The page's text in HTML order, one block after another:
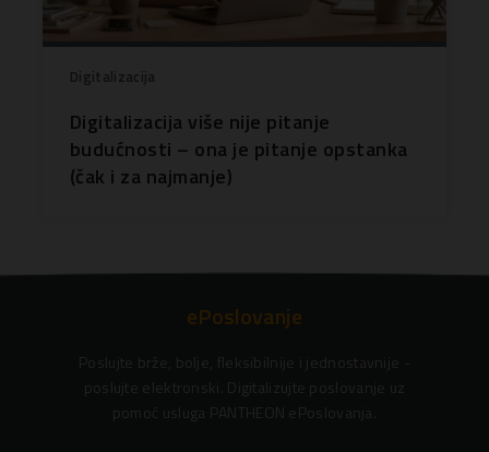
Digitalizacija
Digitalizacija više nije pitanje
budućnosti – ona je pitanje opstanka
(čak i za najmanje)
ePoslovanje
Poslujte brže, bolje, fleksibilnije i jednostavnije -
poslujte elektronski. Digitalizujte poslovanje uz
pomoć usluga PANTHEON ePoslovanja.